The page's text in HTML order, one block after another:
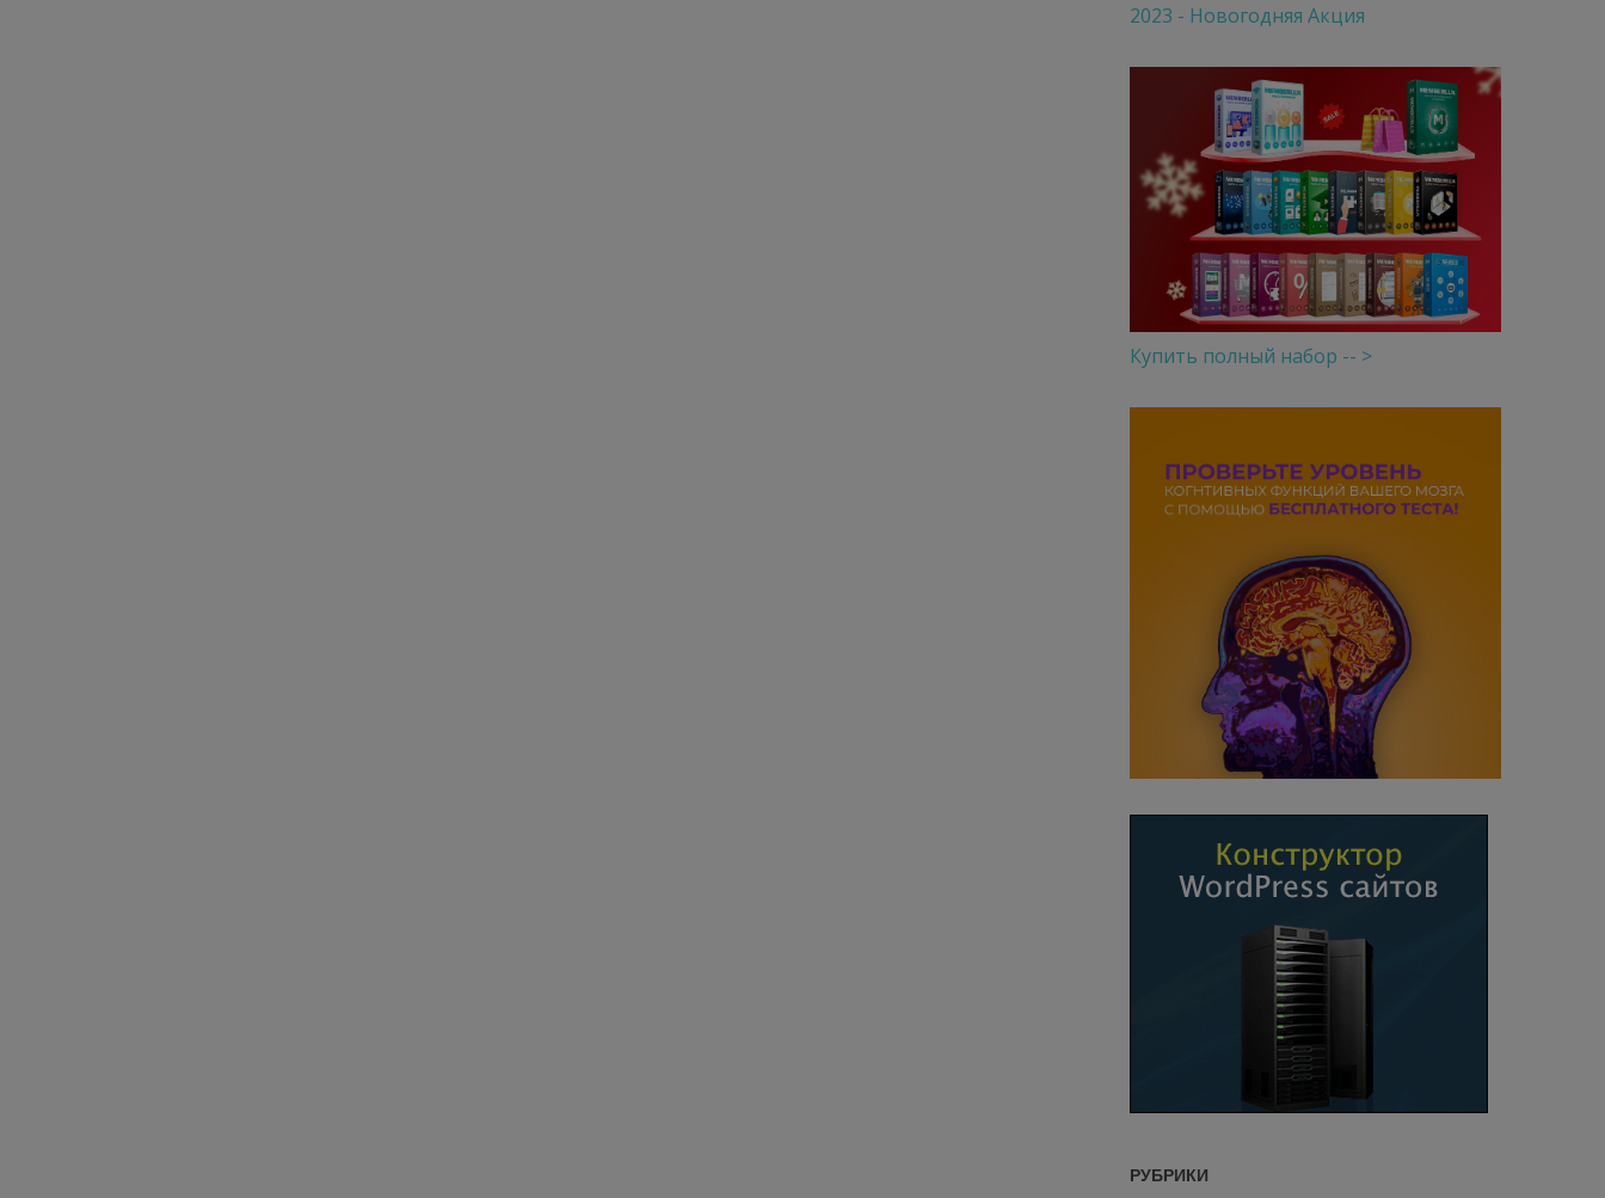
2023 - Новогодняя Акция
Купить полный набор -- >
РУБРИКИ